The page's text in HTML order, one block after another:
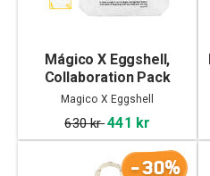
Mágico X Eggshell,
Collaboration Pack
Magico X Eggshell
630 kr441 kr
-30%